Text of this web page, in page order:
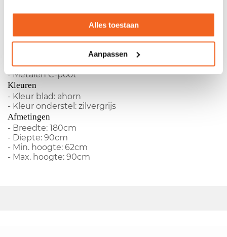
Alles toestaan
Aanpassen
- Type:500
- In hoogte verstelbaar
- Melamine blad
- Metalen C-poot
Kleuren
- Kleur blad: ahorn
- Kleur onderstel: zilvergrijs
Afmetingen
- Breedte: 180cm
- Diepte: 90cm
- Min. hoogte: 62cm
- Max. hoogte: 90cm